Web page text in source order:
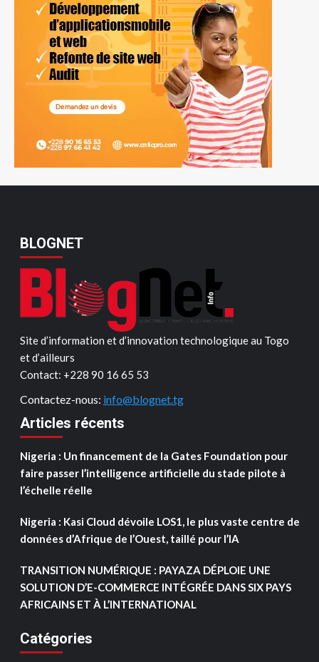
BLOGNET
Site d’information et d’innovation technologique au Togo
et d’ailleurs
Contact: ‪+228 90 16 65 53‬
Contactez-nous: info@blognet.tg
Articles récents
Nigeria : Un financement de la Gates Foundation pour
faire passer l’intelligence artificielle du stade pilote à
l’échelle réelle
Nigeria : Kasi Cloud dévoile LOS1, le plus vaste centre de
données d’Afrique de l’Ouest, taillé pour l’IA
TRANSITION NUMÉRIQUE : PAYAZA DÉPLOIE UNE
SOLUTION D’E-COMMERCE INTÉGRÉE DANS SIX PAYS
AFRICAINS ET À L’INTERNATIONAL
Catégories